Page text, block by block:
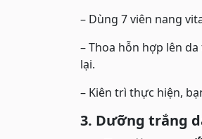
– Dùng 7 viên nang
– Thoa hỗn hợp lên
lại.
– Kiên trì thực hiện,
3. Dưỡng trắng